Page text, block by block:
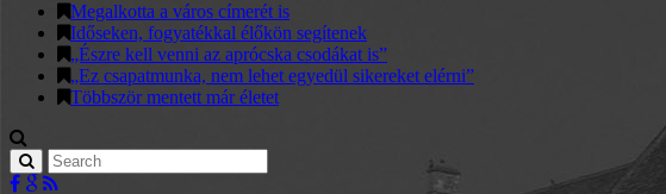
Megalkotta a város címerét is
Időseken, fogyatékkal élőkön segítenek
„Észre kell venni az aprócska csodákat is”
„Ez csapatmunka, nem lehet egyedül sikereket elérni”
Többször mentett már életet